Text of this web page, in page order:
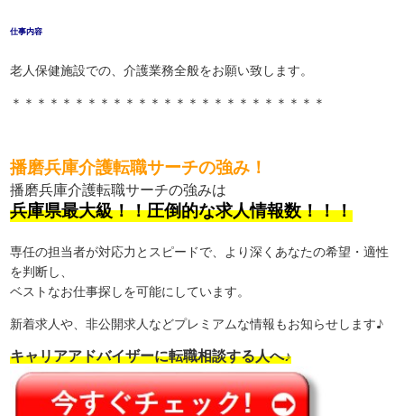
仕事内容
老人保健施設での、介護業務全般をお願い致します。
＊＊＊＊＊＊＊＊＊＊＊＊＊＊＊＊＊＊＊＊＊＊＊＊＊
播磨兵庫介護転職サーチの強み！
播磨兵庫介護転職サーチの強みは
兵庫県最大級！！圧倒的な求人情報数！！！
専任の担当者が対応力とスピードで、より深くあなたの希望・適性
を判断し、
ベストなお仕事探しを可能にしています。
新着求人や、非公開求人などプレミアムな情報もお知らせします♪
キャリアアドバイザーに転職相談する人へ♪